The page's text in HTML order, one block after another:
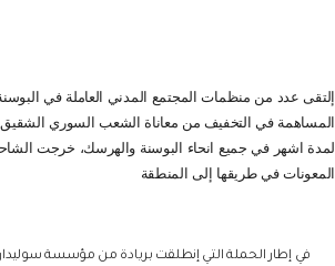
إلتقى عدد من منظمات المجتمع المدني العاملة في
المساهمة في التخفيف من معاناة الشعب السوري
لمدة اشهر في جميع انحاء البوسنة والهرسك، خرجت
المعونات في طريقها إلى المنطقة
في إطار الحملة التي إنطلقت بريادة من مؤسسة